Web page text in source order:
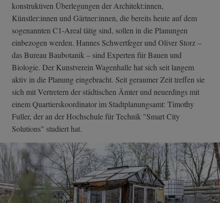
konstruktiven Überlegungen der Architekt:innen,
Künstler:innen und Gärtner:innen, die bereits heute auf dem
sogenannten C1-Areal tätig sind, sollen in die Planungen
einbezogen werden. Hannes Schwertfeger und Oliver Storz –
das Bureau Baubotanik – sind Experten für Bauen und
Biologie. Der Kunstverein Wagenhalle hat sich seit langem
aktiv in die Planung eingebracht. Seit geraumer Zeit treffen sie
sich mit Vertretern der städtischen Ämter und neuerdings mit
einem Quartierskoordinator im Stadtplanungsamt: Timothy
Fuller, der an der Hochschule für Technik "Smart City
Solutions" studiert hat.